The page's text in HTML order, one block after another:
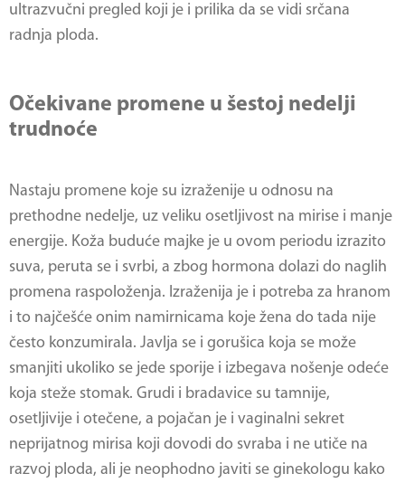
ultrazvučni pregled koji je i prilika da se vidi srčana
radnja ploda.
Očekivane promene u šestoj nedelji
trudnoće
Nastaju promene koje su izraženije u odnosu na
prethodne nedelje, uz veliku osetljivost na mirise i manje
energije. Koža buduće majke je u ovom periodu izrazito
suva, peruta se i svrbi, a zbog hormona dolazi do naglih
promena raspoloženja. Izraženija je i potreba za hranom
i to najčešće onim namirnicama koje žena do tada nije
često konzumirala. Javlja se i gorušica koja se može
smanjiti ukoliko se jede sporije i izbegava nošenje odeće
koja steže stomak. Grudi i bradavice su tamnije,
osetljivije i otečene, a pojačan je i vaginalni sekret
neprijatnog mirisa koji dovodi do svraba i ne utiče na
razvoj ploda, ali je neophodno javiti se ginekologu kako